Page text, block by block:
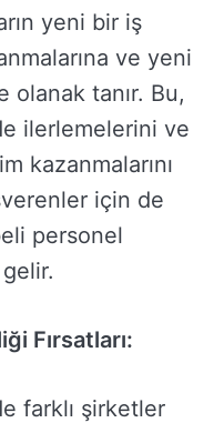
yeni bir iş
ve yeni
tanır. Bu,
ilerlemelerini ve
kazanmalarını
için de
personel
Fırsatları:
farklı şirketler